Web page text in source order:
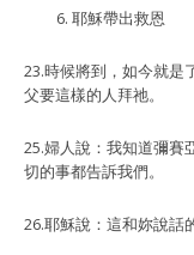
耶穌帶出救恩
23.時候將到，如今就是
父要這樣的人拜祂。
25.婦人說：我知道彌賽
切的事都告訴我們。
26.耶穌說：這和妳說話